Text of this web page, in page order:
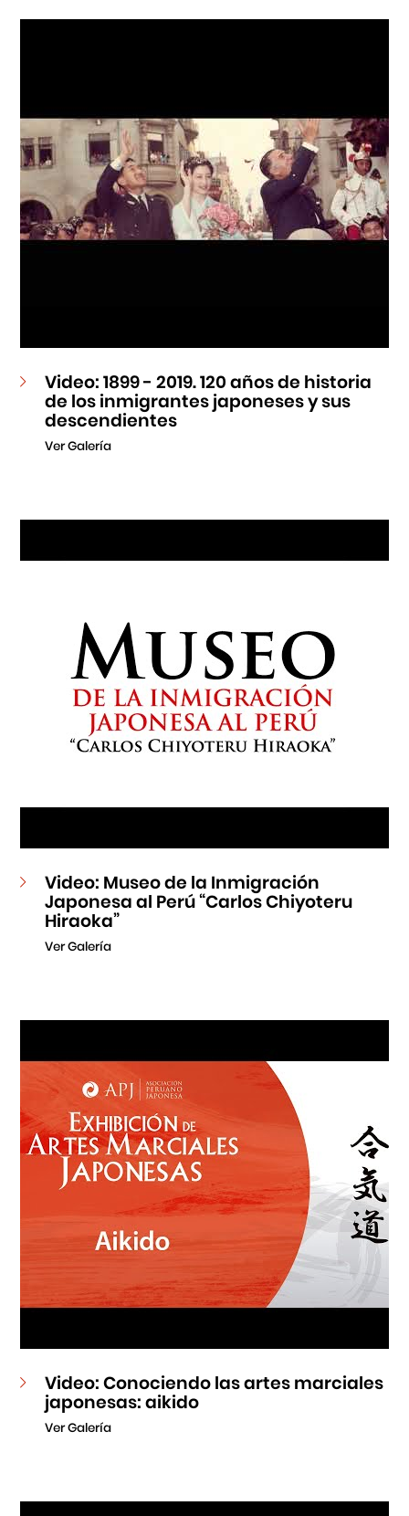
Fondo Editorial
Teatro Peruano Japonés
Video: 1899 - 2019. 120 años de historia
de los inmigrantes japoneses y sus
descendientes
Ver Galería
Video: Museo de la Inmigración
Japonesa al Perú “Carlos Chiyoteru
Hiraoka”
Ver Galería
Video: Conociendo las artes marciales
japonesas: aikido
Ver Galería